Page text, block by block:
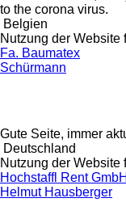
to the corona virus.
Belgien
Nutzung der Website
Fa. Baumatex
Schürmann
Gute Seite, immer
Deutschland
Nutzung der Website
Hochstaffl Rent GmbH
Helmut Hausberger